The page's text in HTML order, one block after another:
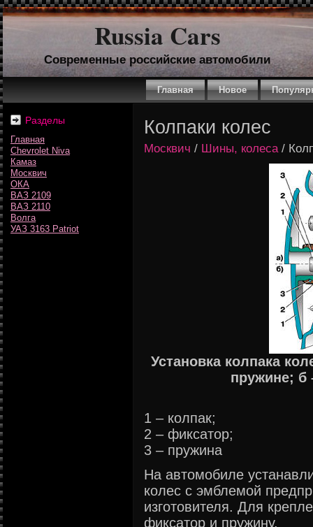
Russia Cars
Современные российские автомобили
Главная Новое
Разделы
Главная
Chevrolet Niva
Камаз
Москвич
ОКА
ВАЗ 2109
ВАЗ 2110
Волга
УАЗ 3163 Patriot
Колпаки колес
Москвич / Шины, колеса /
Установка колпака
пружине; б
1 – колпак;
2 – фиксатор;
3 – пружина
На автомобиле
колес с эмблемой
изготовителя. Для
фиксатор и пружину.